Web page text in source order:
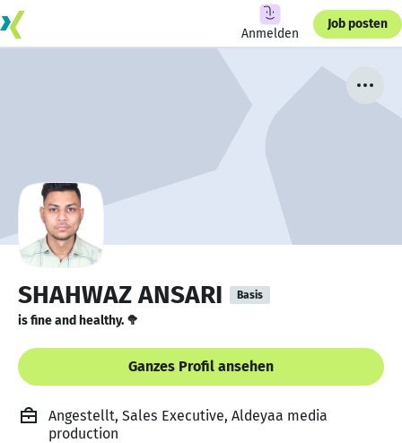
Anmelden
Job posten
SHAHWAZ ANSARI Basis
is fine and healthy. 🥦
Ganzes Profil ansehen
Angestellt, Sales Executive, Aldeyaa media
production